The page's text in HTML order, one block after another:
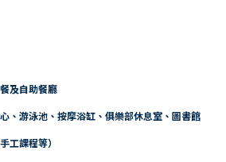
及自助餐廳
、游泳池、按摩浴缸、俱樂部休息室、圖書館
工課程等）